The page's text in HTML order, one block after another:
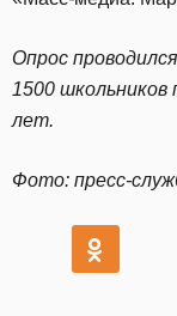
Опрос
1500 школьников
лет.
Фото: пресс-